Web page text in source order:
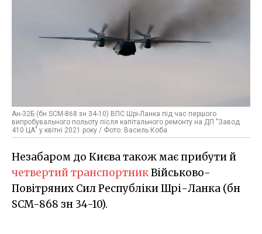
Ан-32Б (бн SCM-868 зн 34-10) ВПС Шрі-Ланка під час першого
випробувального польоту після капітального ремонту на ДП "Завод
410 ЦА" у квітні 2021 року / Фото: Василь Коба
Незабаром до Києва також має прибути й
четвертий транспортникВійськово-
Повітряних Сил Республіки Шрі-Ланка (бн
SCM-868 зн 34-10).